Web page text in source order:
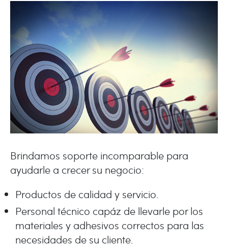
Brindamos soporte incomparable para
ayudarle a crecer su negocio:
Productos de calidad y servicio.
Personal técnico capáz de llevarle por los
materiales y adhesivos correctos para las
necesidades de su cliente.